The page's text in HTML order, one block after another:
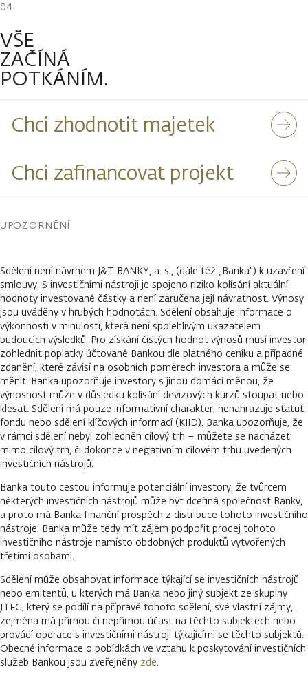
VŠE
ZAČÍNÁ
POTKÁNÍM.
Chci zhodnotit majetek
Chci zafinancovat projekt
UPOZORNĚNÍ
Sdělení není návrhem J&T BANKY, a. s., (dále též „Banka“) k uzavření
smlouvy. S investičními nástroji je spojeno riziko kolísání aktuální
hodnoty investované částky a není zaručena její návratnost. Výnosy
jsou uváděny v hrubých hodnotách. Sdělení obsahuje informace o
výkonnosti v minulosti, která není spolehlivým ukazatelem
budoucích výsledků. Pro získání čistých hodnot výnosů musí investor
zohlednit poplatky účtované Bankou dle platného ceníku a případné
zdanění, které závisí na osobních poměrech investora a může se
měnit. Banka upozorňuje investory s jinou domácí měnou, že
výnosnost může v důsledku kolísání devizových kurzů stoupat nebo
klesat. Sdělení má pouze informativní charakter, nenahrazuje statut
fondu nebo sdělení klíčových informací (KIID). Banka upozorňuje, že
v rámci sdělení nebyl zohledněn cílový trh – můžete se nacházet
mimo cílový trh, či dokonce v negativním cílovém trhu uvedených
investičních nástrojů.
Banka touto cestou informuje potenciální investory, že tvůrcem
některých investičních nástrojů může být dceřiná společnost Banky,
a proto má Banka finanční prospěch z distribuce tohoto investičního
nástroje. Banka může tedy mít zájem podpořit prodej tohoto
investičního nástroje namísto obdobných produktů vytvořených
třetími osobami.
Sdělení může obsahovat informace týkající se investičních nástrojů
nebo emitentů, u kterých má Banka nebo jiný subjekt ze skupiny
JTFG, který se podílí na přípravě tohoto sdělení, své vlastní zájmy,
zejména má přímou či nepřímou účast na těchto subjektech nebo
provádí operace s investičními nástroji týkajícími se těchto subjektů.
Obecné informace o pobídkách ve vztahu k poskytování investičních
služeb Bankou jsou zveřejněny zde.